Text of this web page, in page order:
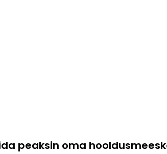
peaksin oma